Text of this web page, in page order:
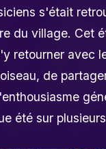
s'était
du village. Cet
retourner avec
de
été sur